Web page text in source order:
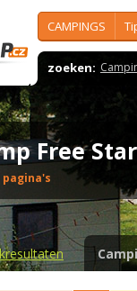
CAMPINGS
zoeken:
Free
pagina's